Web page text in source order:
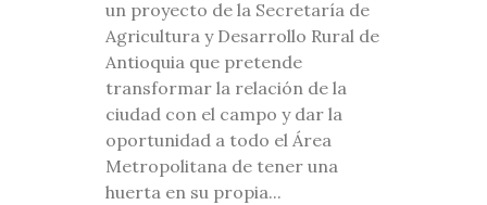
un proyecto de la Secretaría de
Agricultura y Desarrollo Rural de
Antioquia que pretende
transformar la relación de la
ciudad con el campo y dar la
oportunidad a todo el Área
Metropolitana de tener una
huerta en su propia...